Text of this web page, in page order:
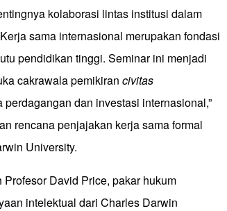
kolaborasi lintas institusi dalam
sama internasional merupakan fondasi
pendidikan tinggi. Seminar ini menjadi
cakrawala pemikiran civitas
dan investasi internasional,”
rencana penjajakan kerja sama formal
University.
David Price, pakar hukum
intelektual dari Charles Darwin